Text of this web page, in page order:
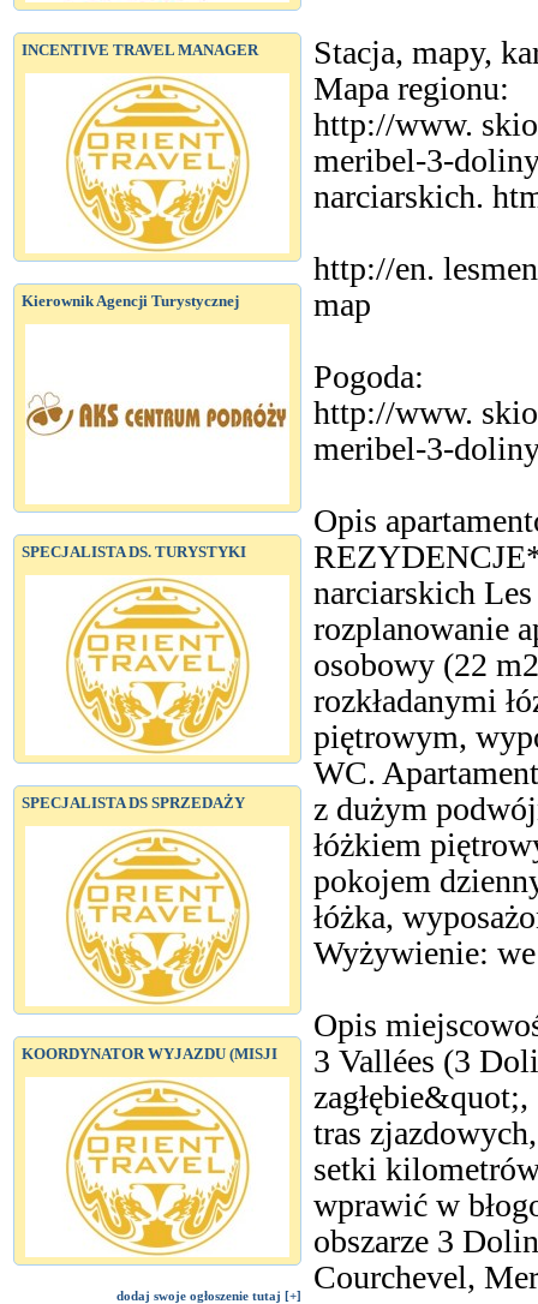
INCENTIVE TRAVEL MANAGER
Kierownik Agencji Turystycznej
SPECJALISTA DS. TURYSTYKI
SPECJALISTA DS SPRZEDAŻY
KOORDYNATOR WYJAZDU (MISJI
dodaj swoje ogłoszenie tutaj [+]
Stacja, mapy,
Mapa regionu:
http://www.
meribel-3-
narciarskich.
http://en.
map
Pogoda:
http://www.
meribel-3-
Opis
narciarskich
rozplanowanie
osobowy (22
rozkładanymi
piętrowym,
WC.
z dużym
łóżkiem
pokojem
łóżka,
Wyżywienie:
Opis
3 Vallées (3
tras
setki
wprawić w
obszarze 3
Courchevel,